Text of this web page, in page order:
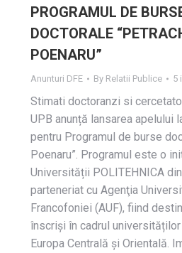
PROGRAMUL DE
DOCTORALE
POENARU”
Anunturi DFE By Relatii Publice 5
Stimati doctoranzi si
UPB anunță lansarea apelului
pentru Programul de burse
Poenaru”. Programul este o
Universității POLITEHNICA
parteneriat cu Agenţia
Francofoniei (AUF), fiind
înscriși în cadrul
Europa Centrală și Orientală.